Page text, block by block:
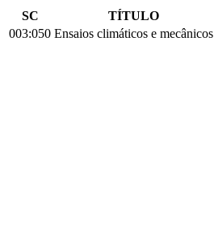
SC TÍTULO
003:050 Ensaios climáticos e mecânicos